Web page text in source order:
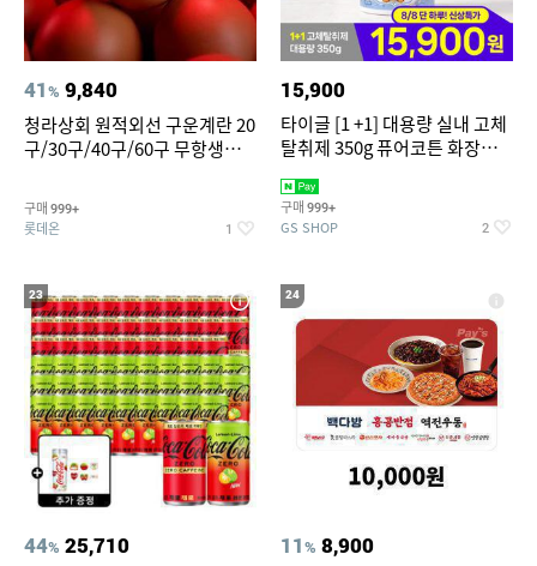
41% 9,840
청라상회 원적외선 구운계란 20
구/30구/40구/60구 무항생제
구매 999+
롯데온 1
15,900
타이글 [1 +1] 대용량 실내 고체
탈취제 350g 퓨어코튼 화장실
구매 999+
GS SHOP 2
23
44% 25,710
24
11% 8,900